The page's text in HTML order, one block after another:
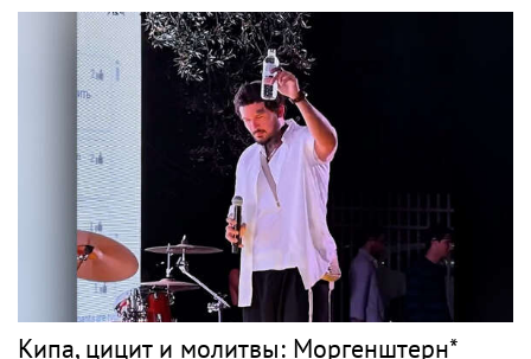
«Будто руку отрубили»: почему Наталья
Подольская уходила от Владимира
Преснякова и как они живут сейчас
БУЗОВА